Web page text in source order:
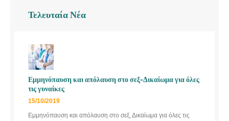
Τελευταία Νέα
Εμμηνόπαυση και απόλαυση στο σεξ-Δικαίωμα για όλες
τις γυναίκες
15/10/2019
Εμμηνόπαυση και απόλαυση στο σεξ, Δικαίωμα για όλες τις